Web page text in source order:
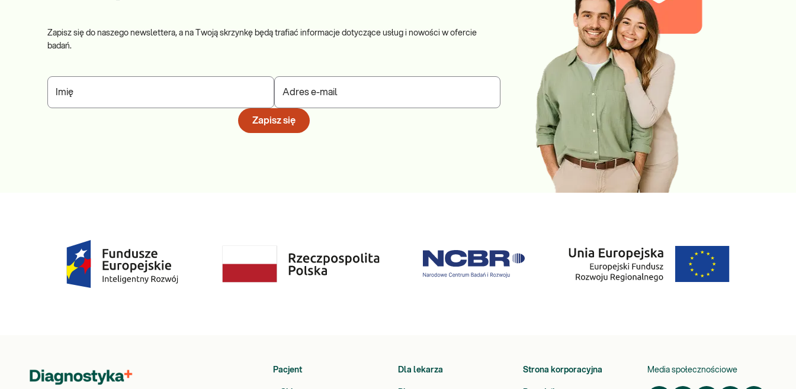
Zapisz się do naszego newslettera, a na Twoją skrzynkę będą trafiać informacje dotyczące usług i nowości w ofercie
badań.
Imię Adres e-mail
Zapisz się
Pacjent Dla lekarza Strona korporacyjna Media społecznościowe